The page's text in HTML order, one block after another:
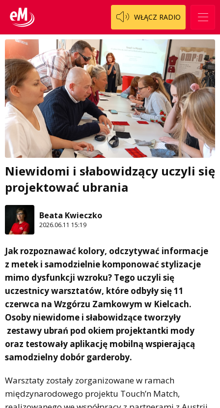
WŁĄCZ RADIO
Niewidomi i słabowidzący uczyli się
projektować ubrania
Beata Kwieczko
2026.06.11 15:19
Jak rozpoznawać kolory, odczytywać informacje
z metek i samodzielnie komponować stylizacje
mimo dysfunkcji wzroku? Tego uczyli się
uczestnicy warsztatów, które odbyły się 11
czerwca na Wzgórzu Zamkowym w Kielcach.
Osoby niewidome i słabowidzące tworzyły
zestawy ubrań pod okiem projektantki mody
oraz testowały aplikację mobilną wspierającą
samodzielny dobór garderoby.
Warsztaty zostały zorganizowane w ramach
międzynarodowego projektu Touch’n Match,